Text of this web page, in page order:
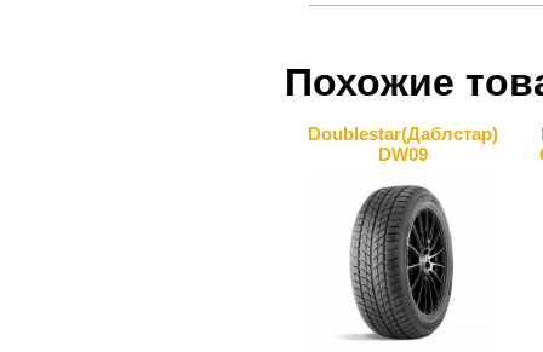
Похожие
Doublestar(Даблcтар)
DW09